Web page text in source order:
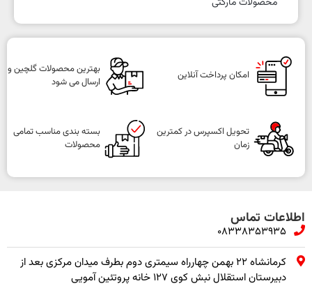
امکان پرداخت آنلاین
بهترین محصولات گلچین و
ارسال می شود
تحویل اکسپرس در کمترین
زمان
بسته بندی مناسب تمامی
محصولات
اطلاعات تماس
08338353935
کرمانشاه ۲۲ بهمن چهارراه سیمتری دوم بطرف میدان مرکزی بعد از
دبیرستان استقلال نبش کوی ۱۲۷ خانه پروتئین آمویی